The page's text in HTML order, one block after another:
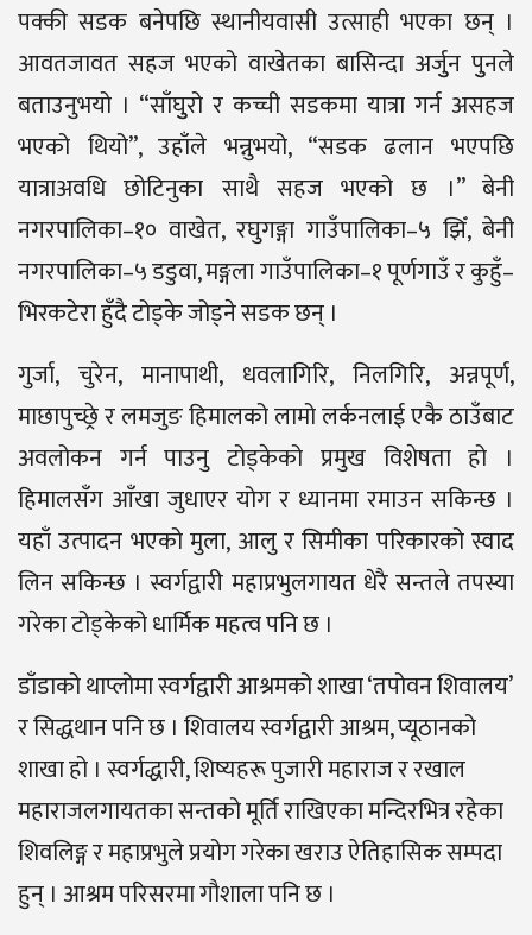
पक्की सडक बनेपछि स्थानीयवासी उत्साही भएका छन् ।
आवतजावत सहज भएको वाखेतका बासिन्दा अर्जुुन पुुनले
बताउनुभयो । “साँघुुरो र कच्ची सडकमा यात्रा गर्न असहज
भएको थियो”, उहाँले भन्नुभयो, “सडक ढलान भएपछि
यात्राअवधि छोटिनुका साथै सहज भएको छ ।” बेनी
नगरपालिका–१० वाखेत, रघुगङ्गा गाउँपालिका–५ झिँ, बेनी
नगरपालिका–५ डडुवा, मङ्गला गाउँपालिका–१ पूर्णगाउँ र कुहुँ–
भिरकटेरा हुँदै टोड्के जोड्ने सडक छन् ।
गुर्जा, चुरेन, मानापाथी, धवलागिरि, निलगिरि, अन्नपूर्ण,
माछापुच्छ्रे र लमजुङ हिमालको लामो लर्कनलाई एकै ठाउँबाट
अवलोकन गर्न पाउनु टोड्केको प्रमुख विशेषता हो ।
हिमालसँग आँखा जुधाएर योग र ध्यानमा रमाउन सकिन्छ ।
यहाँ उत्पादन भएको मुला, आलु र सिमीका परिकारको स्वाद
लिन सकिन्छ । स्वर्गद्वारी महाप्रभुलगायत धेरै सन्तले तपस्या
गरेका टोड्केको धार्मिक महत्व पनि छ ।
डाँडाको थाप्लोमा स्वर्गद्वारी आश्रमको शाखा ‘तपोवन शिवालय’
र सिद्धथान पनि छ । शिवालय स्वर्गद्वारी आश्रम, प्यूठानको
शाखा हो । स्वर्गद्धारी, शिष्यहरू पुजारी महाराज र रखाल
महाराजलगायतका सन्तको मूर्ति राखिएका मन्दिरभित्र रहेका
शिवलिङ्ग र महाप्रभुले प्रयोग गरेका खराउ ऐतिहासिक सम्पदा
हुन् । आश्रम परिसरमा गौशाला पनि छ ।